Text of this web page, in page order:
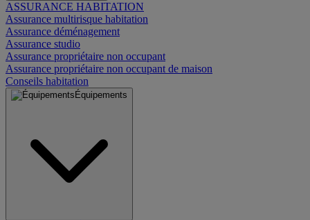
ASSURANCE HABITATION
Assurance multirisque habitation
Assurance déménagement
Assurance studio
Assurance propriétaire non occupant
Assurance propriétaire non occupant de maison
Conseils habitation
Équipements